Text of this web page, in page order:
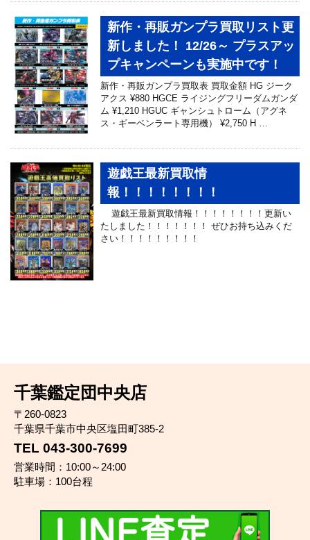
新作・再販ガンプラ買取リスト更
新しました！ 12/26～ プラスアッ
プキャンペーンも実施中です！
新作・再販ガンプラ買取表 買取金額 HG ジーク
アクス ¥880 HGCE ライジングフリーダムガンダ
ム ¥1,210 HGUC ギャンシュトローム（アグネ
ス・ギーベンラート専用機） ¥2,750 H …
遊戯王最新買取情
報！！！！！！！！
遊戯王最新買取情報！！！！！！！！更新い
たしました！！！！！！！ ぜひお持ち込みくだ
さい！！！！！！！！！
千葉鑑定団中央店
〒260-0823
千葉県千葉市中央区塩田町385-2
TEL 043-300-7699
営業時間：10:00～24:00
駐車場：100台程